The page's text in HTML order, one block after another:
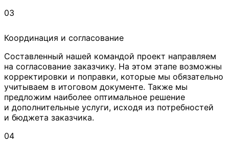
03
Координация и согласование
Составленный нашей командой проект направляем
на согласование заказчику. На этом этапе возможны
корректировки и поправки, которые мы обязательно
учитываем в итоговом документе. Также мы
предложим наиболее оптимальное решение
и дополнительные услуги, исходя из потребностей
и бюджета заказчика.
04